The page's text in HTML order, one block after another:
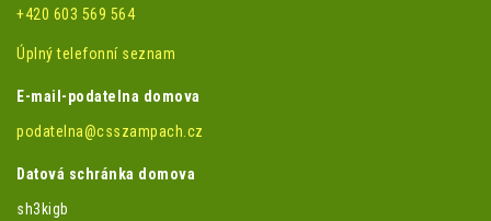
+420 603 569 564
Úplný telefonní seznam
E-mail-podatelna domova
podatelna@csszampach.cz
Datová schránka domova
sh3kigb